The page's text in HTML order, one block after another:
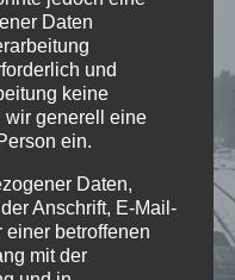
Daten
und
keine
wir generell eine
ein.
Daten,
Anschrift, E-Mail-
einer betroffenen
mit der